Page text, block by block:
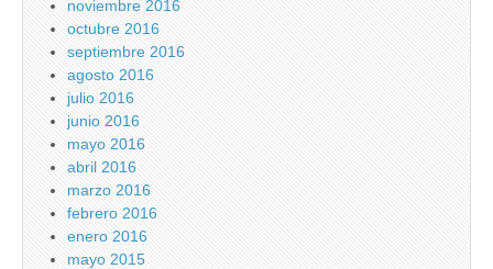
noviembre 2016
octubre 2016
septiembre 2016
agosto 2016
julio 2016
junio 2016
mayo 2016
abril 2016
marzo 2016
febrero 2016
enero 2016
mayo 2015